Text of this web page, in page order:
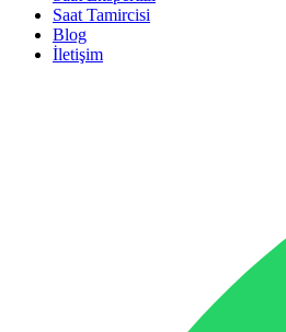
Saat Tamircisi
Blog
İletişim